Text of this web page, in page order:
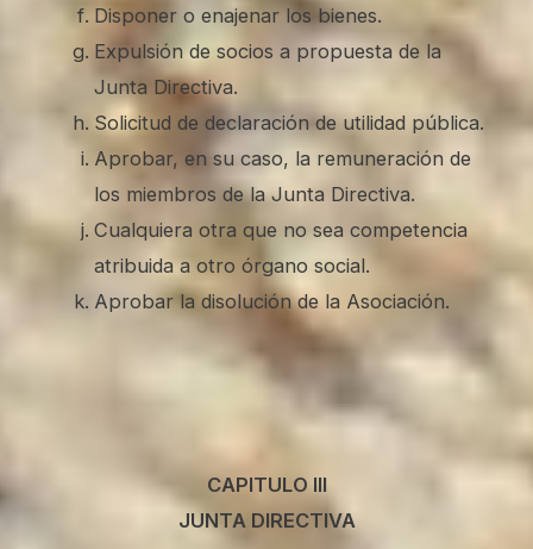
Disponer o enajenar los bienes.
Expulsión de socios a propuesta de la
Junta Directiva.
Solicitud de declaración de utilidad pública.
Aprobar, en su caso, la remuneración de
los miembros de la Junta Directiva.
Cualquiera otra que no sea competencia
atribuida a otro órgano social.
Aprobar la disolución de la Asociación.
CAPITULO III
JUNTA DIRECTIVA